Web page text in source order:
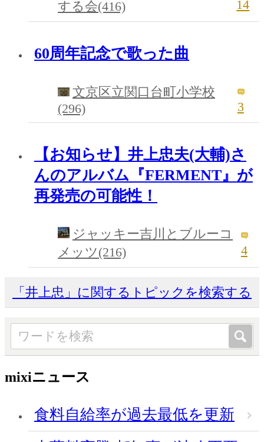
する会(416)
14
60周年記念で歌った曲
文京区立関口台町小学校
(296)
3
【お知らせ】井上忠夫(大輔)さ
んのアルバム『FERMENT』が
再発売の可能性！
ジャッキー吉川とブルーコ
メッツ(216)
4
「井上忠」に関するトピックを検索する
mixiニュース
食料自給率が過去最低を更新